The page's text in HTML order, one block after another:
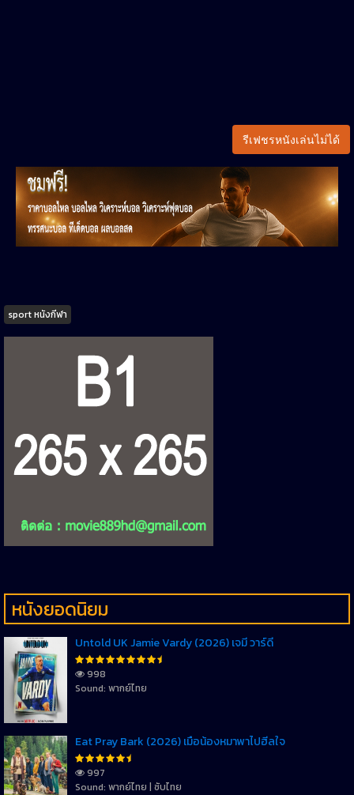
รีเฟชรหนังเล่นไม่ได้
Tags
sport หนังกีฬา
หนังยอดนิยม
Untold UK Jamie Vardy (2026) เจมี่ วาร์ดี้
998
Sound: พากย์ไทย
Eat Pray Bark (2026) เมื่อน้องหมาพาไปฮีลใจ
997
Sound: พากย์ไทย | ซับไทย